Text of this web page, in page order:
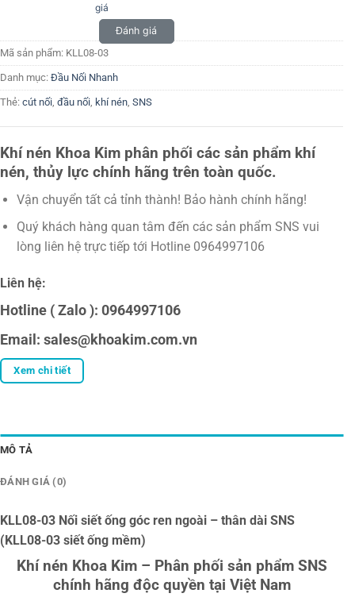
giá
Đánh giá
Mã sản phẩm: KLL08-03
Danh mục: Đầu Nối Nhanh
Thẻ: cút nối, đầu nối, khí nén, SNS
Khí nén Khoa Kim phân phối các sản phẩm khí
nén, thủy lực chính hãng trên toàn quốc.
Vận chuyển tất cả tỉnh thành! Bảo hành chính hãng!
Quý khách hàng quan tâm đến các sản phẩm SNS vui
lòng liên hệ trực tiếp tới Hotline 0964997106
Liên hệ:
Hotline ( Zalo ): 0964997106
Email: sales@khoakim.com.vn
Xem chi tiết
MÔ TẢ
ĐÁNH GIÁ (0)
KLL08-03 Nối siết ống góc ren ngoài – thân dài SNS
(KLL08-03 siết ống mềm)
Khí nén Khoa Kim – Phân phối sản phẩm SNS
chính hãng độc quyền tại Việt Nam